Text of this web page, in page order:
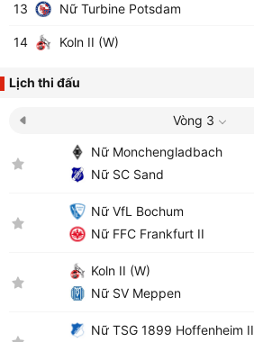
13 Nữ Turbine Potsdam
14 Koln II (W)
Lịch thi đấu
Vòng 3
Nữ Monchengladbach
Nữ SC Sand
Nữ VfL Bochum
Nữ FFC Frankfurt II
Koln II (W)
Nữ SV Meppen
Nữ TSG 1899 Hoffenheim II